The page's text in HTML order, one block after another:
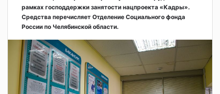
рамках господдержки занятости нацпроекта «Кадры».
Средства перечисляет Отделение Социального фонда
России по Челябинской области.